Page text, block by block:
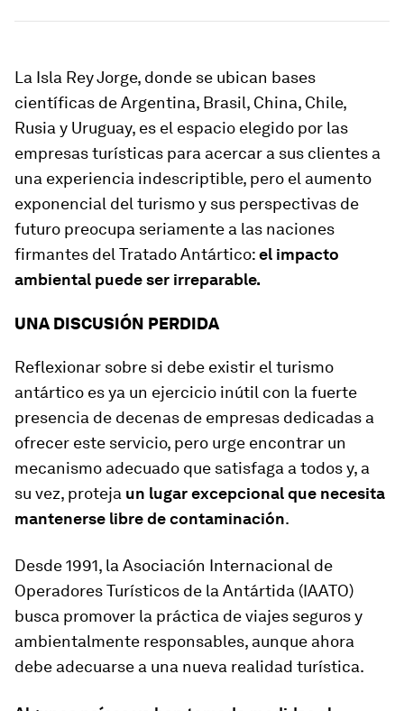
La Isla Rey Jorge, donde se ubican bases
científicas de Argentina, Brasil, China, Chile,
Rusia y Uruguay, es el espacio elegido por las
empresas turísticas para acercar a sus clientes a
una experiencia indescriptible, pero el aumento
exponencial del turismo y sus perspectivas de
futuro preocupa seriamente a las naciones
firmantes del Tratado Antártico:el impacto
ambiental puede ser irreparable.
UNA DISCUSIÓN PERDIDA
Reflexionar sobre si debe existir el turismo
antártico es ya un ejercicio inútil con la fuerte
presencia de decenas de empresas dedicadas a
ofrecer este servicio, pero urge encontrar un
mecanismo adecuado que satisfaga a todos y, a
su vez, proteja un lugar excepcional que necesita
mantenerse libre de contaminación.
Desde 1991, la Asociación Internacional de
Operadores Turísticos de la Antártida (IAATO)
busca promover la práctica de viajes seguros y
ambientalmente responsables, aunque ahora
debe adecuarse a una nueva realidad turística.